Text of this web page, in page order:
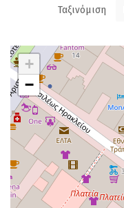
Ταξινόμιση
+
−